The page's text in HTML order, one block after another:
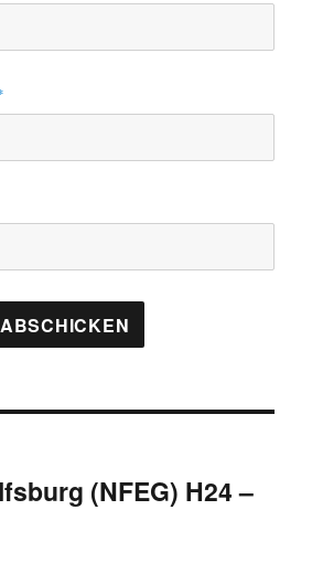
(NFEG) H24 –